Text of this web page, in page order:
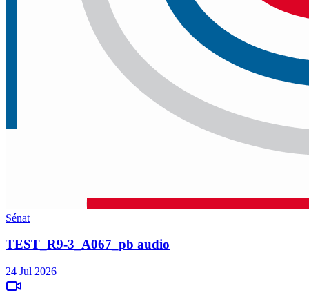
Sénat
TEST_R9-3_A067_pb audio
24 Jul 2026